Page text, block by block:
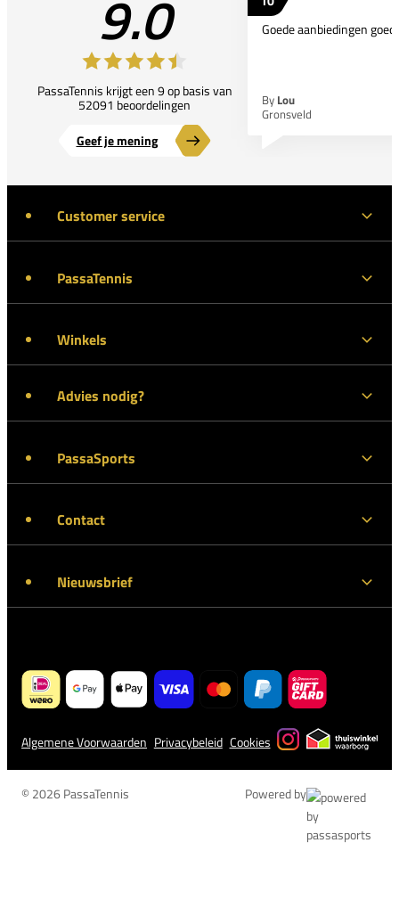
9.0
PassaTennis krijgt een 9 op basis van
52091 beoordelingen
Geef je mening
Goede aanbiedingen
By Lou
Gronsveld
Customer service
PassaTennis
Winkels
Advies nodig?
PassaSports
Contact
Nieuwsbrief
Algemene Voorwaarden Privacybeleid Cookies
© 2026 PassaTennis Powered by